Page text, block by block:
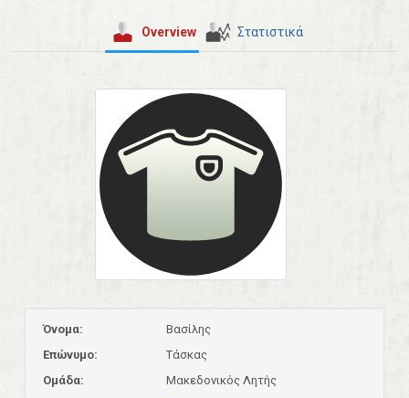
Overview Στατιστικά
Όνομα:
Βασίλης
Επώνυμο:
Τάσκας
Ομάδα:
Μακεδονικός Λητής